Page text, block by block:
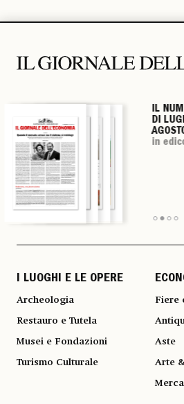
IL
DI
in
IL
DI
in
IL
DI
in
IL
DI
in
I LUOGHI E LE OPERE
Archeologia
Restauro e Tutela
Musei e Fondazioni
Turismo Culturale
Fiere
Aste
Arte